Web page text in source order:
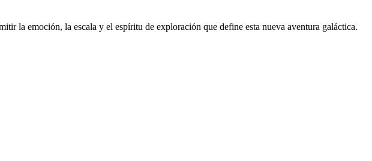
la emoción, la escala y el espíritu de exploración que define esta nueva aventura galáctica.